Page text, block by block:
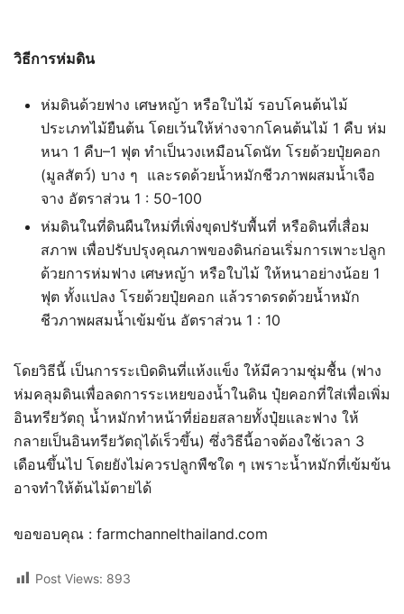
วิธีการห่มดิน
ห่มดินด้วยฟาง เศษหญ้า หรือใบไม้ รอบโคนต้นไม้
ประเภทไม้ยืนต้น โดยเว้นให้ห่างจากโคนต้นไม้ 1 คืบ ห่ม
หนา 1 คืบ–1 ฟุต ทำเป็นวงเหมือนโดนัท โรยด้วยปุ๋ยคอก
(มูลสัตว์) บาง ๆ และรดด้วยน้ำหมักชีวภาพผสมน้ำเจือ
จาง อัตราส่วน 1 : 50-100
ห่มดินในที่ดินผืนใหม่ที่เพิ่งขุดปรับพื้นที่ หรือดินที่เสื่อม
สภาพ เพื่อปรับปรุงคุณภาพของดินก่อนเริ่มการเพาะปลูก
ด้วยการห่มฟาง เศษหญ้า หรือใบไม้ ให้หนาอย่างน้อย 1
ฟุต ทั้งแปลง โรยด้วยปุ๋ยคอก แล้วราดรดด้วยน้ำหมัก
ชีวภาพผสมน้ำเข้มข้น อัตราส่วน 1 : 10
โดยวิธีนี้ เป็นการระเบิดดินที่แห้งแข็ง ให้มีความชุ่มชื้น (ฟาง
ห่มคลุมดินเพื่อลดการระเหยของน้ำในดิน ปุ๋ยคอกที่ใส่เพื่อเพิ่ม
อินทรียวัตถุ น้ำหมักทำหน้าที่ย่อยสลายทั้งปุ๋ยและฟาง ให้
กลายเป็นอินทรียวัตถุได้เร็วขึ้น) ซึ่งวิธีนี้อาจต้องใช้เวลา 3
เดือนขึ้นไป โดยยังไม่ควรปลูกพืชใด ๆ เพราะน้ำหมักที่เข้มข้น
อาจทำให้ต้นไม้ตายได้
ขอขอบคุณ : farmchannelthailand.com
Post Views: 893